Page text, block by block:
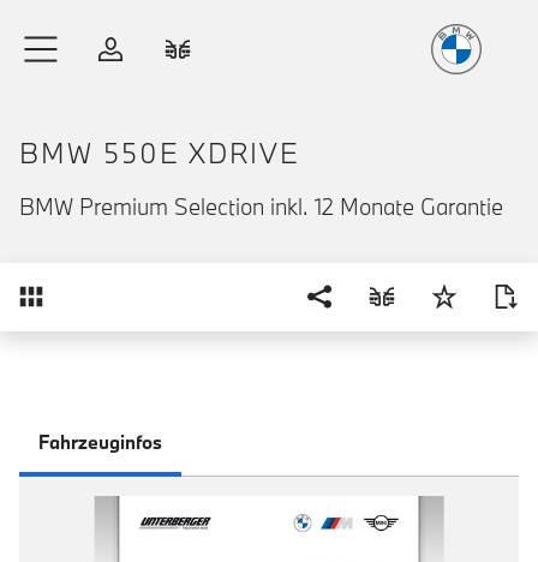
Anmelden
BMW 550E XDRIVE
BMW Premium Selection inkl. 12 Monate Garantie
Fahrzeuginfos